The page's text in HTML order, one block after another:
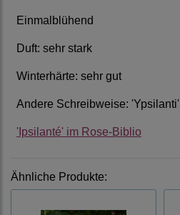
Einmalblühend
Duft: sehr stark
Winterhärte: sehr gut
Andere Schreibweise: 'Ypsilanti'
'Ipsilanté' im Rose-Biblio
Ähnliche Produkte: